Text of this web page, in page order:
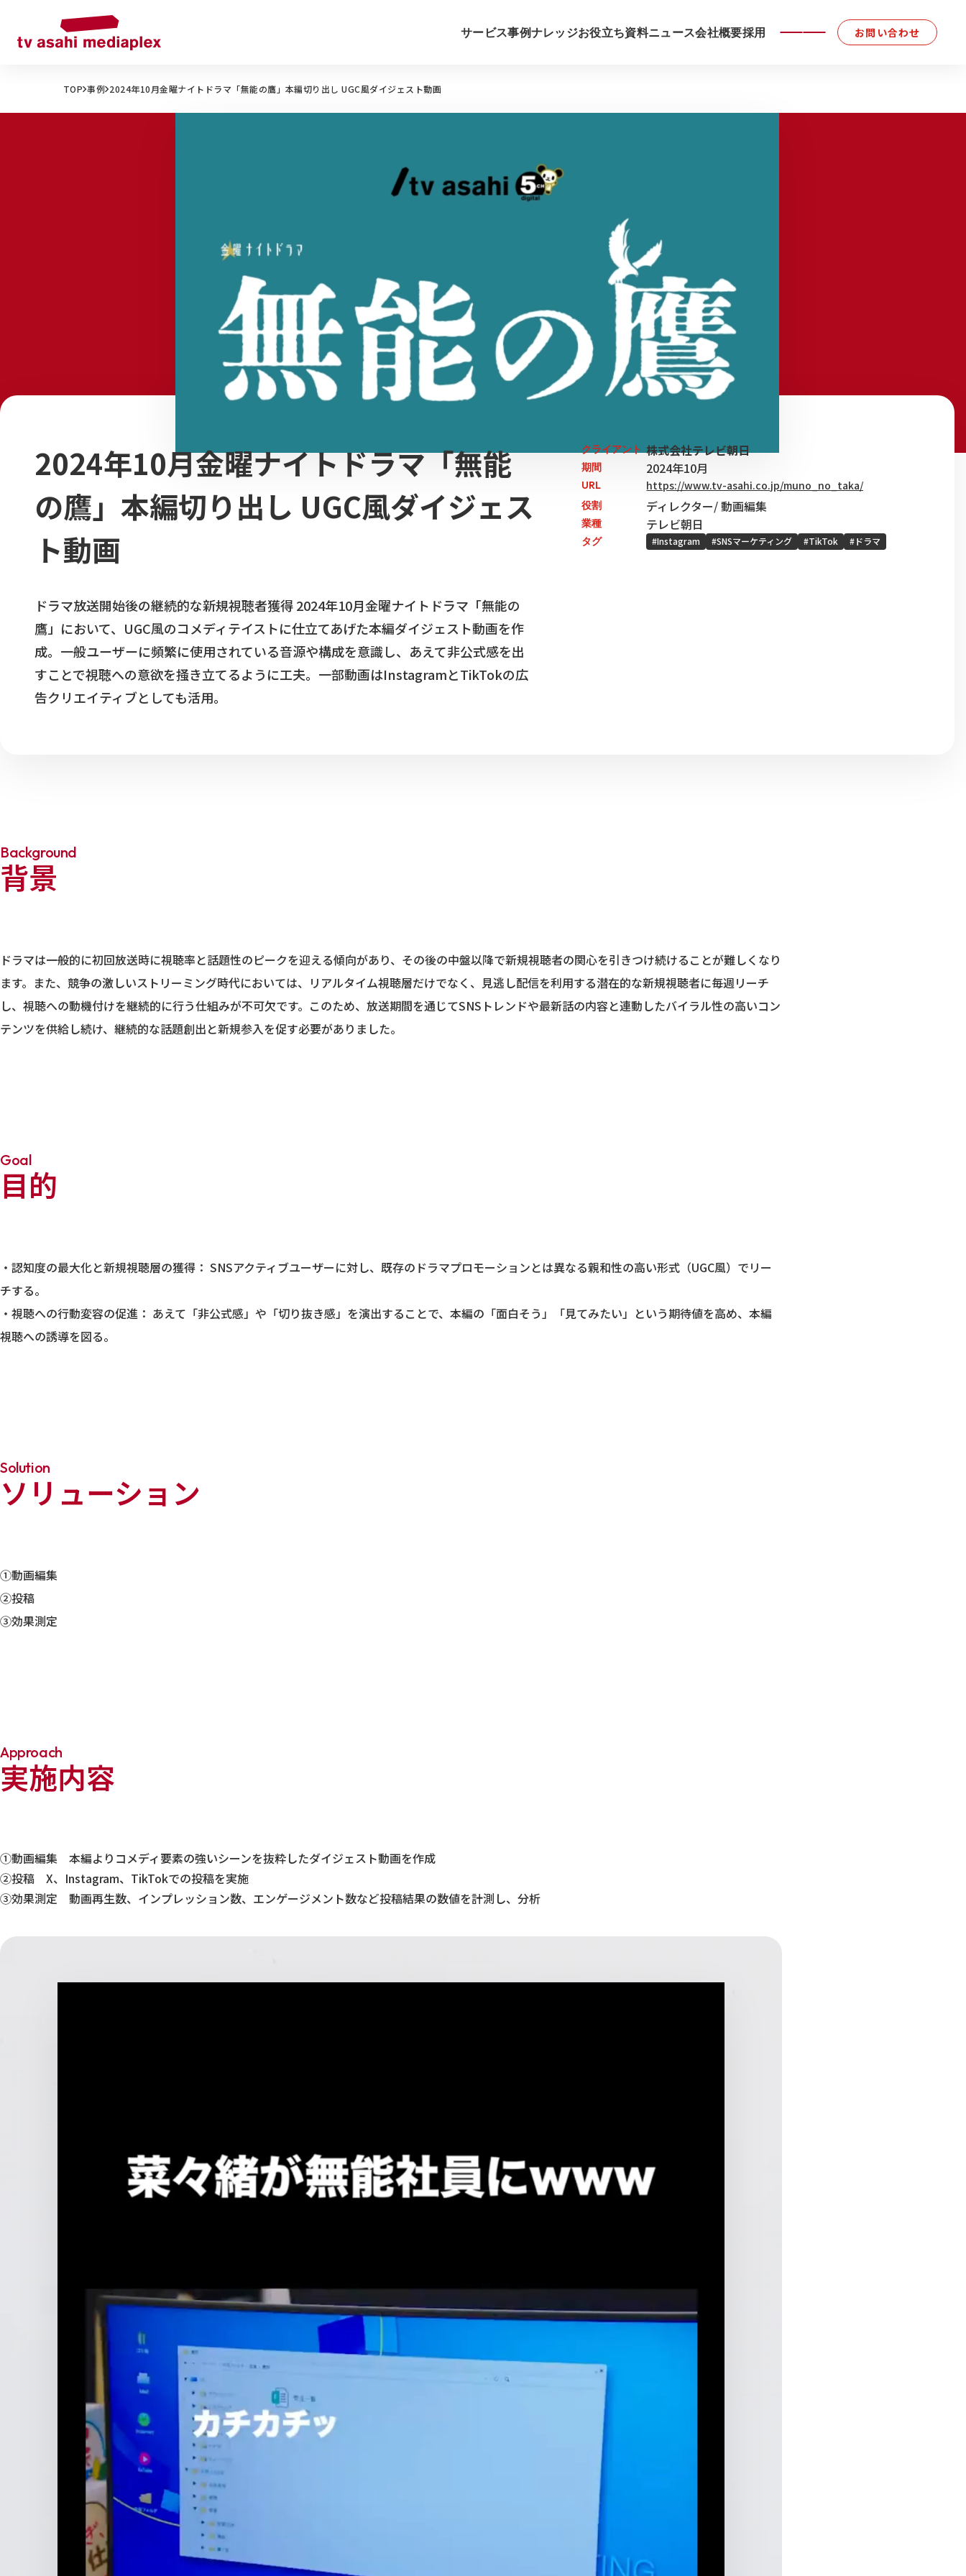
サービス事例ナレッジお役立ち資料ニュース会社概要採用 お問い合わせ
TOP 事例 2024年10月金曜ナイトドラマ「無能の鷹」本編切り出し UGC風ダイジェスト動画
2024年10月金曜ナイトドラマ「無能
の鷹」本編切り出し UGC風ダイジェス
ト動画
ドラマ放送開始後の継続的な新規視聴者獲得 2024年10月金曜ナイトドラマ「無能の
鷹」において、UGC風のコメディテイストに仕立てあげた本編ダイジェスト動画を作
成。一般ユーザーに頻繁に使用されている音源や構成を意識し、あえて非公式感を出
すことで視聴への意欲を掻き立てるように工夫。一部動画はInstagramとTikTokの広
告クリエイティブとしても活用。
クライアント 株式会社テレビ朝日
期間 2024年10月
URL https://www.tv-asahi.co.jp/muno_no_taka/
役割 ディレクター/ 動画編集
業種 テレビ朝日
タグ #Instagram #SNSマーケティング #TikTok #ドラマ
Background
背景
ドラマは一般的に初回放送時に視聴率と話題性のピークを迎える傾向があり、その後の中盤以降で新規視聴者の関心を引きつけ続けることが難しくなり
ます。また、競争の激しいストリーミング時代においては、リアルタイム視聴層だけでなく、見逃し配信を利用する潜在的な新規視聴者に毎週リーチ
し、視聴への動機付けを継続的に行う仕組みが不可欠です。このため、放送期間を通じてSNSトレンドや最新話の内容と連動したバイラル性の高いコン
テンツを供給し続け、継続的な話題創出と新規参入を促す必要がありました。
Goal
目的
・認知度の最大化と新規視聴層の獲得： SNSアクティブユーザーに対し、既存のドラマプロモーションとは異なる親和性の高い形式（UGC風）でリー
チする。
・視聴への行動変容の促進： あえて「非公式感」や「切り抜き感」を演出することで、本編の「面白そう」「見てみたい」という期待値を高め、本編
視聴への誘導を図る。
Solution
ソリューション
①動画編集
②投稿
③効果測定
Approach
実施内容
①動画編集 本編よりコメディ要素の強いシーンを抜粋したダイジェスト動画を作成
②投稿 X、Instagram、TikTokでの投稿を実施
③効果測定 動画再生数、インプレッション数、エンゲージメント数など投稿結果の数値を計測し、分析